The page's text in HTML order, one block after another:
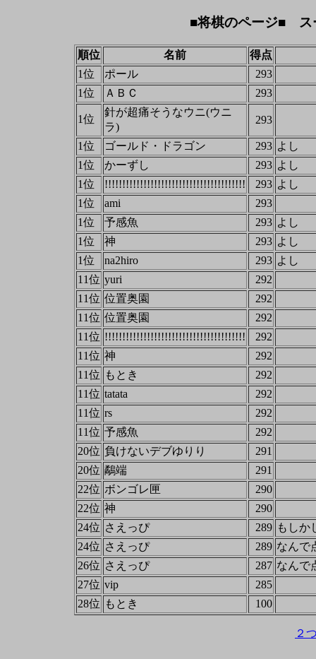
■将棋のページ■ ス
順位 名前
得点
1位
ポール
293
1位
ＡＢＣ 293
1位
針が超痛そうなウニ(ウニ
ラ)
293
1位 ゴールド・ドラゴン 293 よし
1位
かーずし 293 よし
1位
!!!!!!!!!!!!!!!!!!!!!!!!!!!!!!!!!!!!!!!! 293 よし
1位
ami
293
1位
予感魚 293 よし
1位
神 293 よし
1位
na2hiro 293 よし
11位 yuri
292
11位 位置奥園
292
11位 位置奥園
292
11位 !!!!!!!!!!!!!!!!!!!!!!!!!!!!!!!!!!!!!!!!
292
11位 神
292
11位 もとき
292
11位 tatata
292
11位 rs
292
11位 予感魚
292
20位 負けないデブゆりり
291
20位 鷸端
291
22位 ボンゴレ匣
290
22位 神
290
24位 さえっぴ 289 もしか
24位 さえっぴ 289 なんで
26位 さえっぴ 287 なんで
27位 vip
285
28位 もとき 100
２